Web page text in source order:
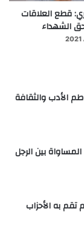
قطع العلاقات
الشهداء
الأدب والثقافة
بين الرجل
تقم به الأحزاب